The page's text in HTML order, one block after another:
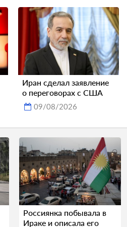
Иран сделал заявление
о переговорах с США
09/08/2026
Россиянка побывала в
Ираке и описала его